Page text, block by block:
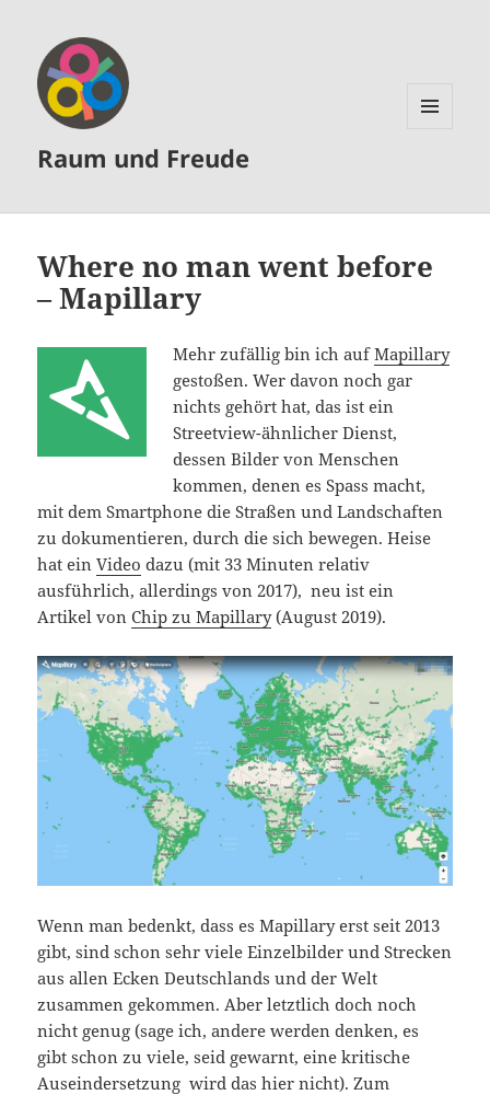
Raum und Freude
Where no man went before
– Mapillary
Mehr zufällig bin ich aufMapillary
gestoßen. Wer davon noch gar
nichts gehört hat, das ist ein
Streetview-ähnlicher Dienst,
dessen Bilder von Menschen
kommen, denen es Spass macht,
mit dem Smartphone die Straßen und Landschaften
zu dokumentieren, durch die sich bewegen. Heise
hat einVideo dazu (mit 33 Minuten relativ
ausführlich, allerdings von 2017), neu ist ein
Artikel vonChip zu Mapillary(August 2019).
Wenn man bedenkt, dass es Mapillary erst seit 2013
gibt, sind schon sehr viele Einzelbilder und Strecken
aus allen Ecken Deutschlands und der Welt
zusammen gekommen. Aber letztlich doch noch
nicht genug (sage ich, andere werden denken, es
gibt schon zu viele, seid gewarnt, eine kritische
Auseindersetzung wird das hier nicht). Zum